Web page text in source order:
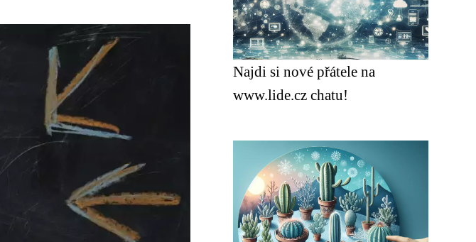
Najdi si nové přátele na
www.lide.cz chatu!